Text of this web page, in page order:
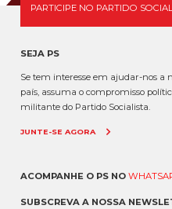
PARTICIPE NO PARTIDO
SEJA PS
Se tem interesse em ajudar-nos a
país, assuma o compromisso
militante do Partido Socialista.
JUNTE-SE AGORA
ACOMPANHE O PS NO
SUBSCREVA A NOSSA